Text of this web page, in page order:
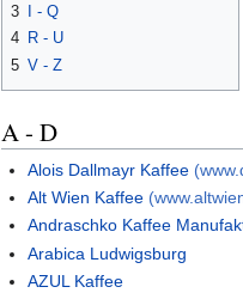
3
I - Q
4 R - U
5 V - Z
A - D
Alois Dallmayr Kaffee
Alt Wien Kaffee
Andraschko Kaffee
Arabica Ludwigsburg
AZUL Kaffee